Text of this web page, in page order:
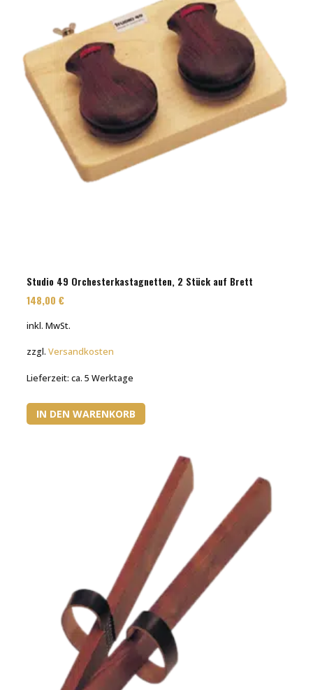
Studio 49 Orchesterkastagnetten, 2 Stück auf Brett
148,00€
inkl. MwSt.
zzgl.Versandkosten
Lieferzeit:ca. 5 Werktage
IN DEN WARENKORB